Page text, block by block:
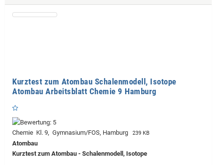
Kurztest zum Atombau Schalenmodell, Isotope
Atombau Arbeitsblatt Chemie 9 Hamburg
Chemie Kl. 9, Gymnasium/FOS, Hamburg 239 KB
Atombau
Kurztest zum Atombau - Schalenmodell, Isotope